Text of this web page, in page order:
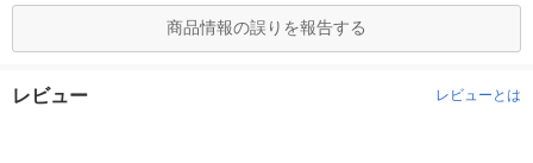
商品情報の誤りを報告する
レビュー レビューとは